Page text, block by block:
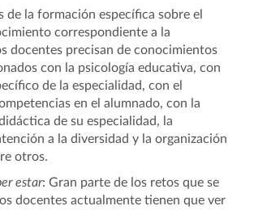
de la formación específica sobre el
correspondiente a la
docentes precisan de conocimientos
con la psicología educativa, con
de la especialidad, con el
en el alumnado, con la
de su especialidad, la
a la diversidad y la organización
otros.
estar: Gran parte de los retos que se
docentes actualmente tienen que ver